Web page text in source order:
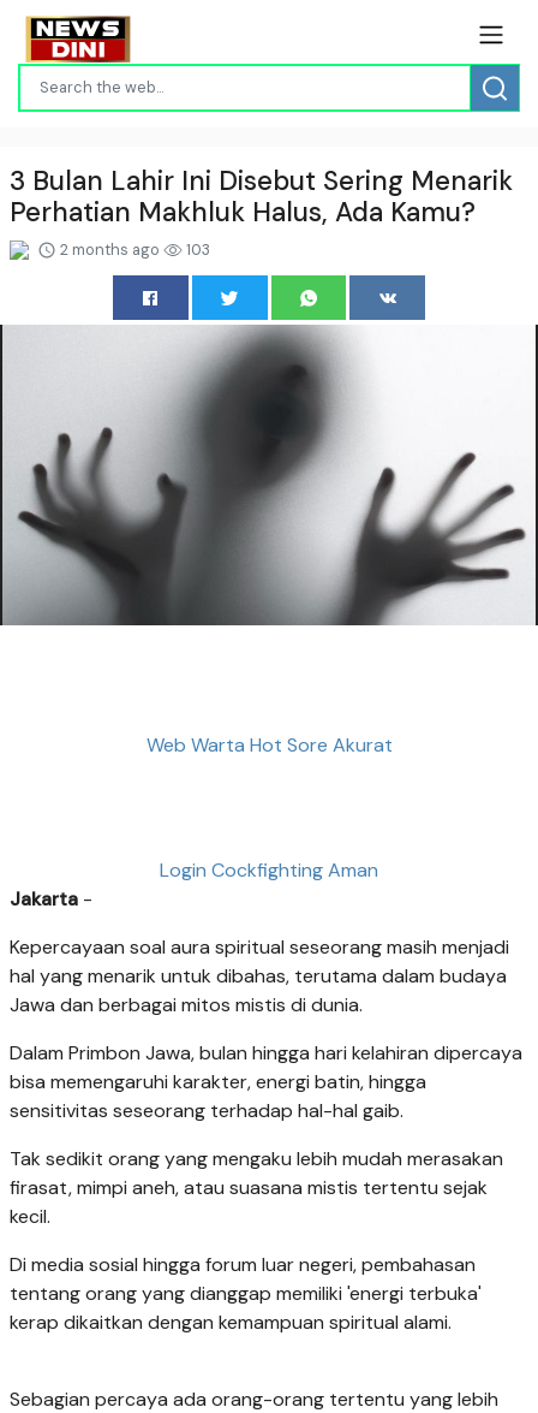
3 Bulan Lahir Ini Disebut Sering Menarik
Perhatian Makhluk Halus, Ada Kamu?
2 months ago 103
Web Warta Hot Sore Akurat
Login Cockfighting Aman
Jakarta -
Kepercayaan soal aura spiritual seseorang masih menjadi
hal yang menarik untuk dibahas, terutama dalam budaya
Jawa dan berbagai mitos mistis di dunia.
Dalam Primbon Jawa, bulan hingga hari kelahiran dipercaya
bisa memengaruhi karakter, energi batin, hingga
sensitivitas seseorang terhadap hal-hal gaib.
Tak sedikit orang yang mengaku lebih mudah merasakan
firasat, mimpi aneh, atau suasana mistis tertentu sejak
kecil.
Di media sosial hingga forum luar negeri, pembahasan
tentang orang yang dianggap memiliki 'energi terbuka'
kerap dikaitkan dengan kemampuan spiritual alami.
Sebagian percaya ada orang-orang tertentu yang lebih